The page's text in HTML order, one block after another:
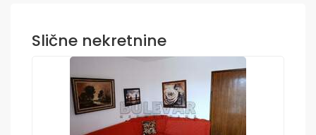
Slične nekretnine